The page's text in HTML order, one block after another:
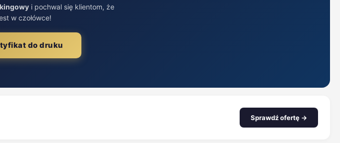
i pochwal się klientom, że
w czołówce!
do druku
Sprawdź ofertę →